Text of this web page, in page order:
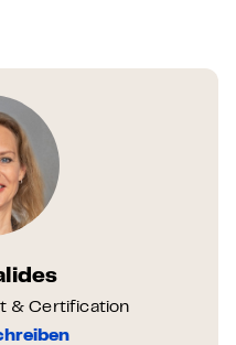
& Certification